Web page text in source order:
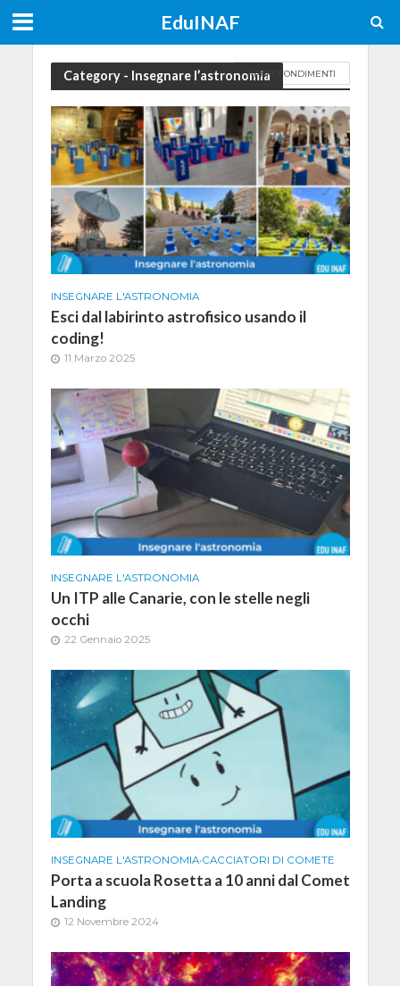
EduINAF
Category - Insegnare l’astronomiaAPPROFONDIMENTI
INSEGNARE L'ASTRONOMIA
Esci dal labirinto astrofisico usando il
coding!
11 Marzo 2025
INSEGNARE L'ASTRONOMIA
Un ITP alle Canarie, con le stelle negli
occhi
22 Gennaio 2025
INSEGNARE L'ASTRONOMIA•CACCIATORI DI COMETE
Porta a scuola Rosetta a 10 anni dal Comet
Landing
12 Novembre 2024